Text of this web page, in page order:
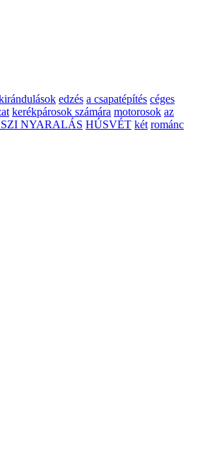
edzés a csapatépítés céges
kerékpárosok számára motorosok az
NYARALÁS HÚSVÉT két románc